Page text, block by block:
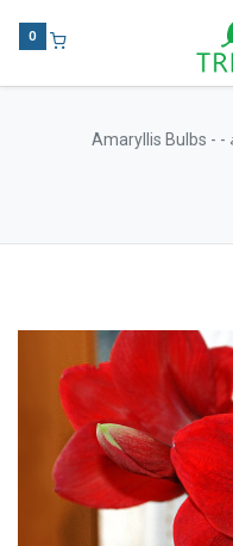
0
زهرة الأمارلس - هيبيستروم الجميلة - Amaryllis Bulbs -